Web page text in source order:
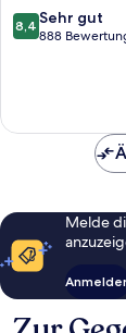
8.4
von
Bewertungen
8,4 Sehr gut
888
Melde